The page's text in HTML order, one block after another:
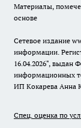
Материалы,
основе
Сетевое издание
информации.
16.04.2026", выдан
информационных
ИП Кокарева Анна
Спец. оценка по